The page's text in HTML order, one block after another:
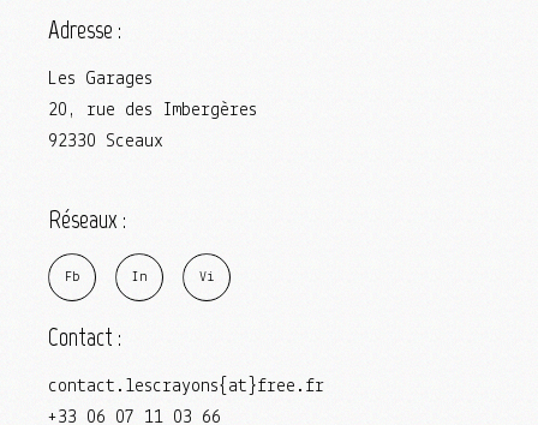
Adresse :
Les Garages
20, rue des Imbergères
92330 Sceaux
Réseaux :
F b In Vi
Contact :
contact.lescrayons{at}free.fr
+33 06 07 11 03 66